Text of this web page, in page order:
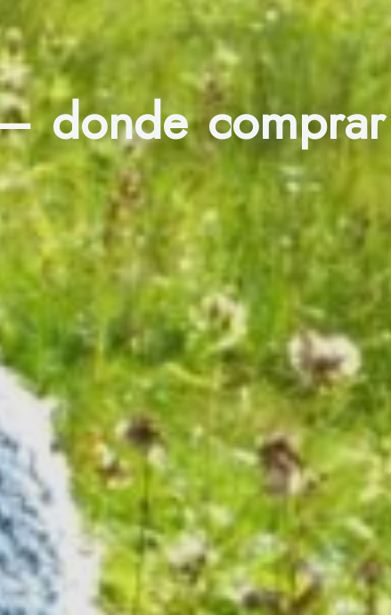
donde comprar